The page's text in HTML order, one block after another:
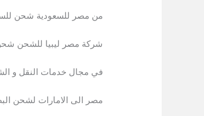
من مصر للسعودية شحن
شركة مصر ليبيا للشحن شحن
في مجال خدمات النقل و
مصر الى الامارات لشحن